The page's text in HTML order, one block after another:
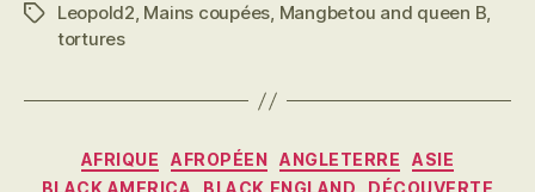
Étiquettes
Leopold2, Mains coupées, Mangbetou and queen B,
tortures
Catégories
AFRIQUE AFROPÉEN ANGLETERRE
ASIE
BLACK AMERICA
BLACK ENGLAND
DÉCOUVERTE